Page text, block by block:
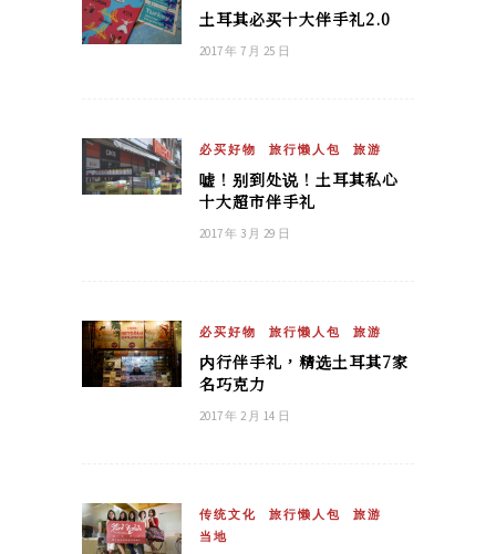
土耳其必买十大伴手礼2.0
2017 年 7 月 25 日
必买好物 旅行懒人包 旅游
嘘！别到处说！土耳其私心
十大超市伴手礼
2017 年 3 月 29 日
必买好物 旅行懒人包 旅游
内行伴手礼，精选土耳其7家
名巧克力
2017 年 2 月 14 日
传统文化 旅行懒人包
旅游
当地